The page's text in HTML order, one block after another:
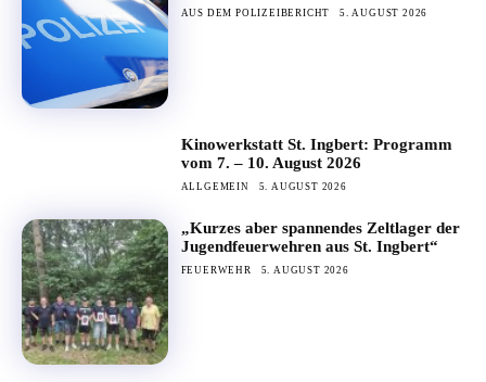
AUS DEM POLIZEIBERICHT 5. AUGUST 2026
Kinowerkstatt St. Ingbert: Programm
vom 7. – 10. August 2026
ALLGEMEIN 5. AUGUST 2026
„Kurzes aber spannendes Zeltlager der
Jugendfeuerwehren aus St. Ingbert“
FEUERWEHR 5. AUGUST 2026